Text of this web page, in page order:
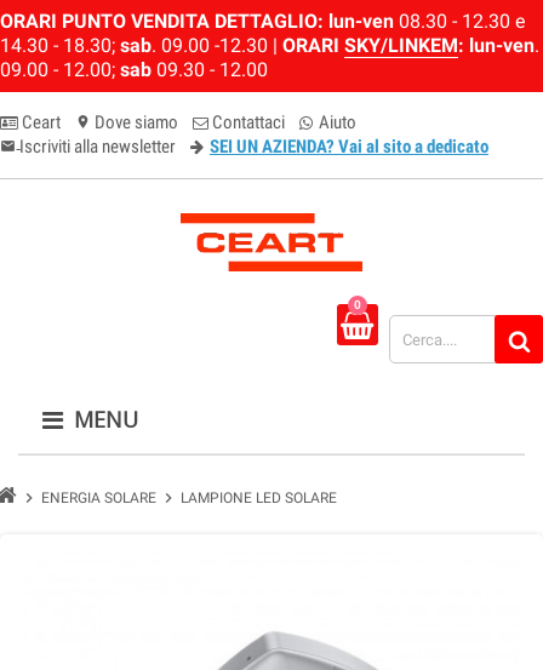
ORARI PUNTO VENDITA DETTAGLIO: lun-ven 08.30 - 12.30 e
14.30 - 18.30; sab. 09.00 -12.30 | ORARI SKY/LINKEM: lun-ven.
09.00 - 12.00; sab 09.30 - 12.00
Ceart location_on Dove siamo Contattaci Aiuto
email-newsletter
Iscriviti alla newsletter SEI UN AZIENDA? Vai al sito a dedicato
0
MENU
chevron_right ENERGIA SOLARE chevron_right LAMPIONE LED SOLARE